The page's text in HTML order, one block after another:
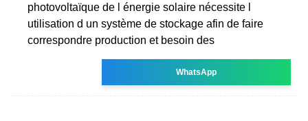
photovoltaïque de l énergie solaire nécessite l
utilisation d un système de stockage afin de faire
correspondre production et besoin des
WhatsApp